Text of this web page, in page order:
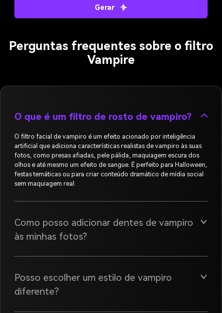
Gerar
Perguntas frequentes sobre o filtro
Vampire
O que é um filtro de rosto de vampiro?
O filtro facial de vampiro é um efeito acionado por inteligência
artificial que adiciona características realistas de vampiro às suas
fotos, como presas afiadas, pele pálida, maquiagem escura dos
olhos e até mesmo um efeito de sangue. É perfeito para Halloween,
festas temáticas ou para criar conteúdo dramático de mídia social
sem maquiagem real.
Como posso adicionar dentes de vampiro
às minhas fotos?
Posso escolher um estilo de vampiro
diferente?